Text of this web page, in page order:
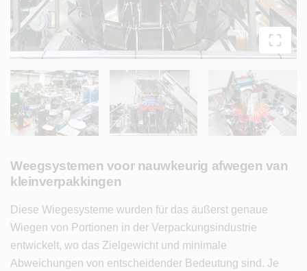
Weegsystemen voor nauwkeurig afwegen van
kleinverpakkingen
Diese Wiegesysteme wurden für das äußerst genaue
Wiegen von Portionen in der Verpackungsindustrie
entwickelt, wo das Zielgewicht und minimale
Abweichungen von entscheidender Bedeutung sind. Je